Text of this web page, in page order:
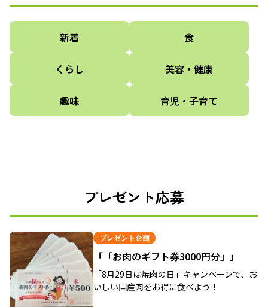
新着 食
くらし 美容・健康
趣味 育児・子育て
プレゼント応募
プレゼント企画
「「お肉のギフト券3000円分」」
「8月29日は焼肉の日」キャンペーンで、お
いしい国産肉をお得に食べよう！